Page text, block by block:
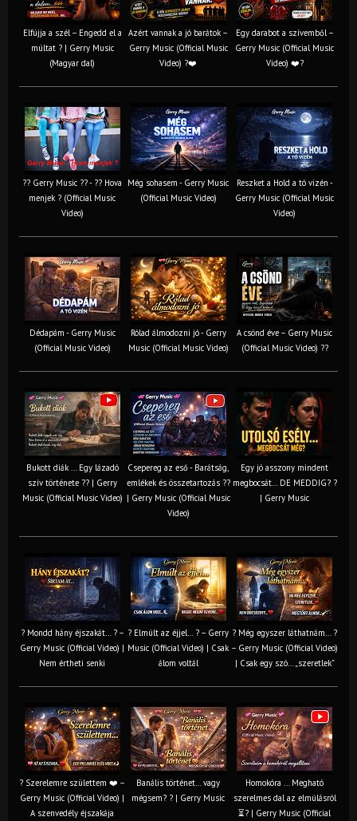
Elfújja a szél – Engedd el a
múltat ? | Gerry Music
(Magyar dal)
Azért vannak a jó barátok –
Gerry Music (Official Music
Video) ?❤️
Egy darabot a szívemből –
Gerry Music (Official Music
Video) ❤️?
?? Gerry Music ?? - ?? Hova
menjek ? (Official Music
Video)
Még sohasem - Gerry Music
(Official Music Video)
Reszket a Hold a tó vizén -
Gerry Music (Official Music
Video)
Dédapám - Gerry Music
(Official Music Video)
Rólad álmodozni jó - Gerry
Music (Official Music Video)
A csönd éve – Gerry Music
(Official Music Video) ??
Bukott diák ... Egy lázadó
szív története ?? | Gerry
Music (Official Music Video)
Csepereg az eső - Barátság,
emlékek és összetartozás ?️?
| Gerry Music (Official Music
Video)
Egy jó asszony mindent
megbocsát… DE MEDDIG? ?
| Gerry Music
? Mondd hány éjszakát… ? –
Gerry Music (Official Video) |
Nem értheti senki
? Elmúlt az éjjel… ? – Gerry
Music (Official Video) | Csak
álom voltál
? Még egyszer láthatnám… ?
– Gerry Music (Official Video)
| Csak egy szó… „szeretlek”
? Szerelemre születtem ❤️ –
Gerry Music (Official Video) |
A szenvedély éjszakája
Banális történet… vagy
mégsem? ? | Gerry Music
Homokóra ... Megható
szerelmes dal az elmúlásról
⏳? | Gerry Music (Official